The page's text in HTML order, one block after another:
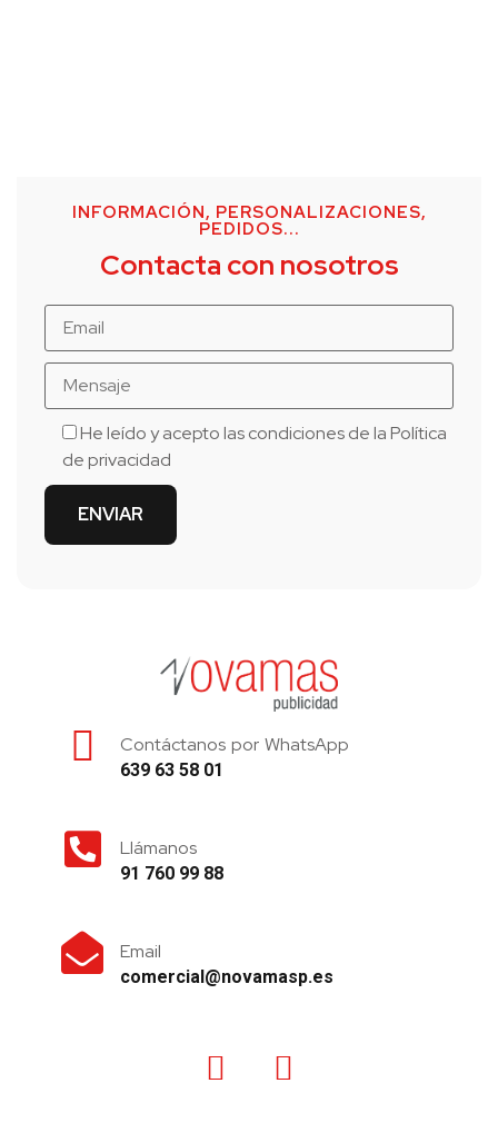
INFORMACIÓN, PERSONALIZACIONES,
PEDIDOS...
Contacta con nosotros
He leído y acepto las condiciones de laPolítica
de privacidad
Contáctanos por WhatsApp
639 63 58 01
Llámanos
91 760 99 88
Email
comercial@novamasp.es